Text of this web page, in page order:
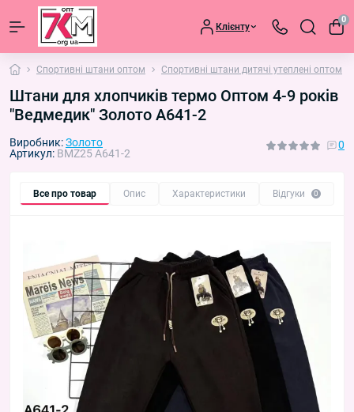
Клієнту
0
Спортивні штани оптом Спортивні штани дитячі утеплені оптом
Штани для хлопчиків термо Оптом 4-9 років
"Ведмедик" Золото A641-2
Виробник:Золото
Артикул: BMZ25 A641-2
0
Все про товар Опис Характеристики Відгуки 0